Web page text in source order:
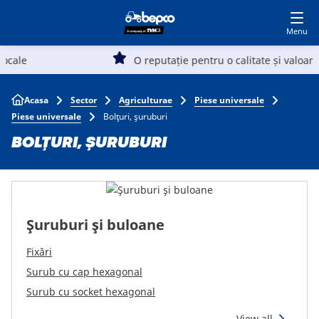
content
Main
Agricultură
Automotive
Specialiști
O reputație pentru o calitate și valoare superioară
Breadcrumb
Acasa Sector Agriculturae
Piese universale
Piese universale
Bolţuri, şuruburi
BOLŢURI, ŞURUBURI
Şuruburi şi buloane
Fixări
Surub cu cap hexagonal
Surub cu socket hexagonal